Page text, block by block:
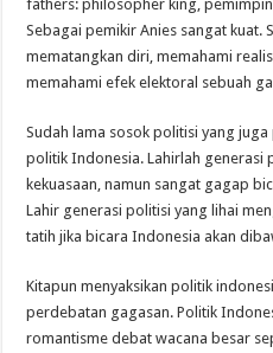
fathers: philosopher king,
Sebagai pemikir Anies sangat kuat.
mematangkan diri, memahami
memahami efek elektoral sebuah
Sudah lama sosok politisi yang
politik Indonesia. Lahirlah generasi
kekuasaan, namun sangat gagap
Lahir generasi politisi yang lihai
tatih jika bicara Indonesia akan
Kitapun menyaksikan politik
perdebatan gagasan. Politik
romantisme debat wacana besar